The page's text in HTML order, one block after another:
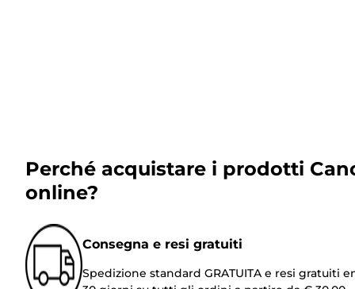
Perché acquistare i prodotti
online?
Consegna e resi gratuiti
Spedizione standard GRATUITA e resi gratuiti